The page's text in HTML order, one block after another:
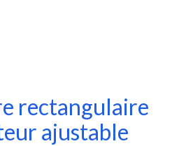
rectangulaire
ajustable